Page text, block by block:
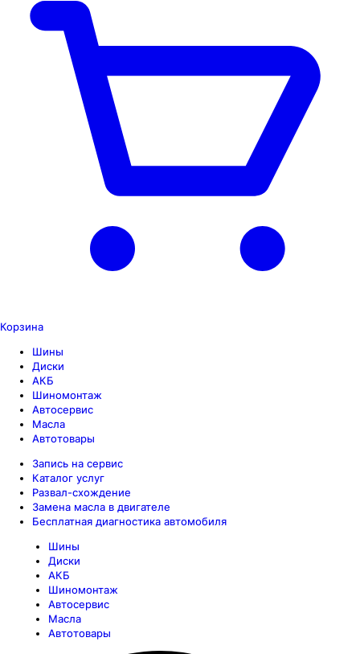
Корзина
Шины
Диски
АКБ
Шиномонтаж
Автосервис
Масла
Автотовары
Запись на сервис
Каталог услуг
Развал-схождение
Замена масла в двигателе
Бесплатная диагностика автомобиля
Шины
Диски
АКБ
Шиномонтаж
Автосервис
Масла
Автотовары